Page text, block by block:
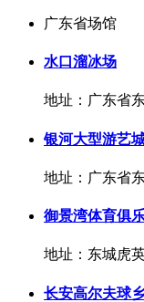
广东省场馆
水口溜冰场
地址：广东省
银河大型游艺
地址：广东省
御景湾体育俱
地址：东城虎
长安高尔夫球